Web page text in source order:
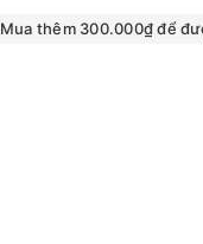
Mua thêm 300.000₫ để